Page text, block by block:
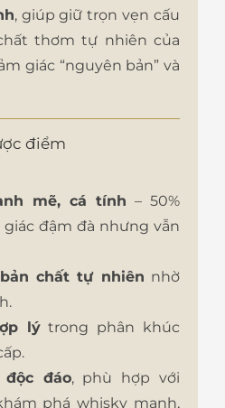
, giúp giữ trọn vẹn cấu
thơm tự nhiên của
giác “nguyên bản” và
điểm
mẽ, cá tính – 50%
giác đậm đà nhưng vẫn
chất tự nhiên nhờ
lýtrong phân khúc
độc đáo, phù hợp với
phá whisky mạnh,